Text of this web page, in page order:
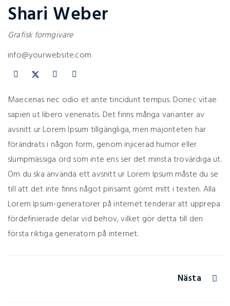
Shari Weber
Grafisk formgivare
info@yourwebsite.com
Maecenas nec odio et ante tincidunt tempus. Donec vitae
sapien ut libero venenatis. Det finns många varianter av
avsnitt ur Lorem Ipsum tillgängliga, men majoriteten har
förändrats i någon form, genom injicerad humor eller
slumpmässiga ord som inte ens ser det minsta trovärdiga ut.
Om du ska använda ett avsnitt ur Lorem Ipsum måste du se
till att det inte finns något pinsamt gömt mitt i texten. Alla
Lorem Ipsum-generatorer på internet tenderar att upprepa
fördefinierade delar vid behov, vilket gör detta till den
första riktiga generatorn på internet.
Nästa